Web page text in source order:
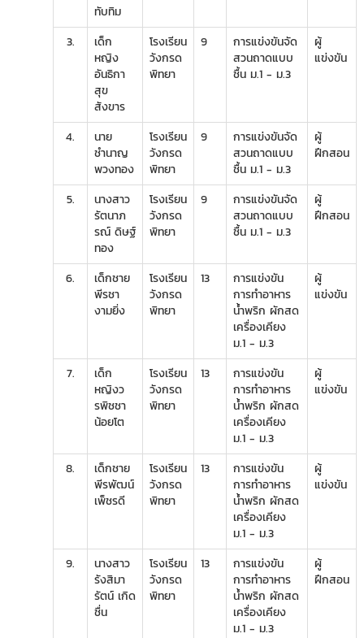
ทับทิม
3.
เด็ก
หญิง
อันธิกา
สุข
สังขาร
โรงเรียน
วังกรด
พิทยา
9
การแข่งขันจัด
สวนถาดแบบ
ชื้น ม.1 - ม.3
ผู้
แข่งขัน
4.
นาย
ชำนาญ
พวงทอง
โรงเรียน
วังกรด
พิทยา
9
การแข่งขันจัด
สวนถาดแบบ
ชื้น ม.1 - ม.3
ผู้
ฝึกสอน
5.
นางสาว
รัตนาภ
รณ์ ดิษฐ์
ทอง
โรงเรียน
วังกรด
พิทยา
9
การแข่งขันจัด
สวนถาดแบบ
ชื้น ม.1 - ม.3
ผู้
ฝึกสอน
6.
เด็กชาย
พีรชา
งามยิ่ง
โรงเรียน
วังกรด
พิทยา
13
การแข่งขัน
การทำอาหาร
น้ำพริก ผักสด
เครื่องเคียง
ม.1 - ม.3
ผู้
แข่งขัน
7.
เด็ก
หญิงว
รพิชชา
น้อยโต
โรงเรียน
วังกรด
พิทยา
13
การแข่งขัน
การทำอาหาร
น้ำพริก ผักสด
เครื่องเคียง
ม.1 - ม.3
ผู้
แข่งขัน
8.
เด็กชาย
พีรพัฒน์
เพ็ชรดี
โรงเรียน
วังกรด
พิทยา
13
การแข่งขัน
การทำอาหาร
น้ำพริก ผักสด
เครื่องเคียง
ม.1 - ม.3
ผู้
แข่งขัน
9.
นางสาว
รังสิมา
รัตน์ เกิด
ชื่น
โรงเรียน
วังกรด
พิทยา
13
การแข่งขัน
การทำอาหาร
น้ำพริก ผักสด
เครื่องเคียง
ม.1 - ม.3
ผู้
ฝึกสอน